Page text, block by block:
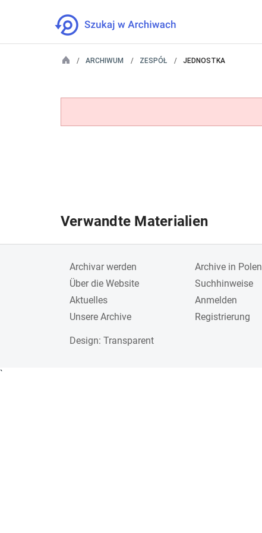
ARCHIWUM ZESPÓŁ JEDNOSTKA
Verwandte Materialien
Archivar werden
Über die Website
Aktuelles
Unsere Archive
Archive in Polen
Suchhinweise
Anmelden
Registrierung
Design: Transparent
`